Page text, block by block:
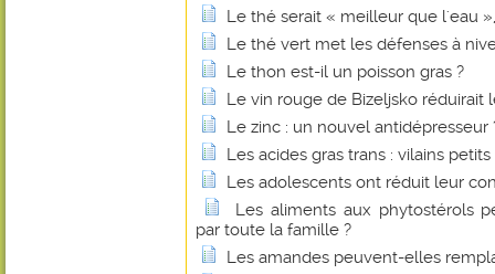
Le thé serait « meilleur que l'eau
Le thé vert met les défenses à
Le thon est-il un poisson gras ?
Le vin rouge de Bizeljsko réduirait
Le zinc : un nouvel antidépresseur
Les acides gras trans : vilains
Les adolescents ont réduit leur
Les aliments aux phytostérols
par toute la famille ?
Les amandes peuvent-elles